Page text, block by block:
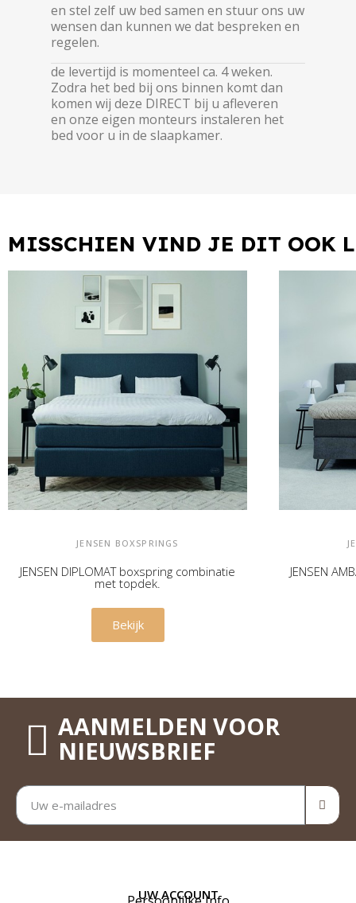
en stel zelf uw bed samen en stuur ons uw
wensen dan kunnen we dat bespreken en
regelen.
de levertijd is momenteel ca. 4 weken.
Zodra het bed bij ons binnen komt dan
komen wij deze DIRECT bij u afleveren
en onze eigen monteurs instaleren het
bed voor u in de slaapkamer.
MISSCHIEN VIND JE DIT OOK
JENSEN BOXSPRINGS
JENSEN DIPLOMAT boxspring combinatie
met topdek.
€ 4.790,00
Bekijk
JENSEN
AANMELDEN VOOR
NIEUWSBRIEF
UW ACCOUNT